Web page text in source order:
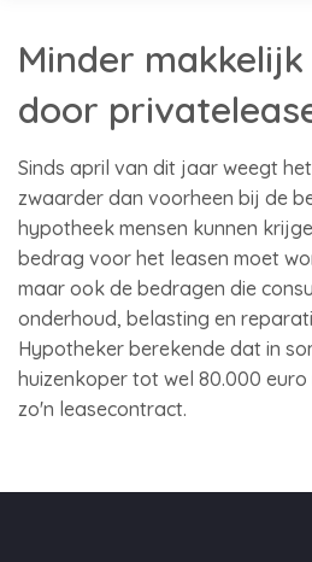
Minder
door
Sinds april van dit jaar weegt
zwaarder dan voorheen bij de
hypotheek mensen kunnen
bedrag voor het leasen moet
maar ook de bedragen die
onderhoud, belasting en
Hypotheker berekende dat in
huizenkoper tot wel 80.000
zo'n leasecontract.